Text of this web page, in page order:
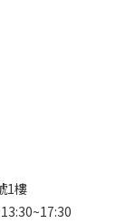
1樓